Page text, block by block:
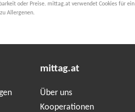
oder Preise. mittag.at verwendet Cookies für ein
Allergenen.
mittag.at
Über uns
Kooperationen